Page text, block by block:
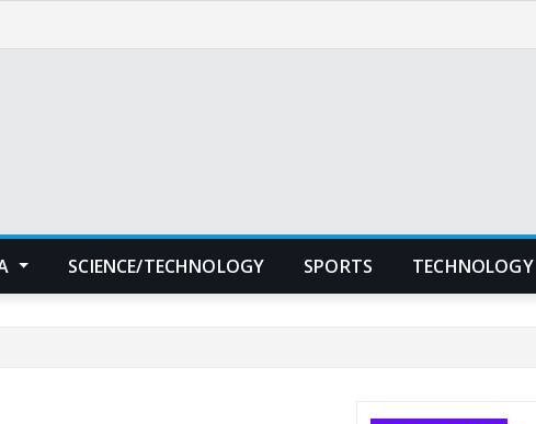
SCIENCE/TECHNOLOGY SPORTS TECHNOLOGY